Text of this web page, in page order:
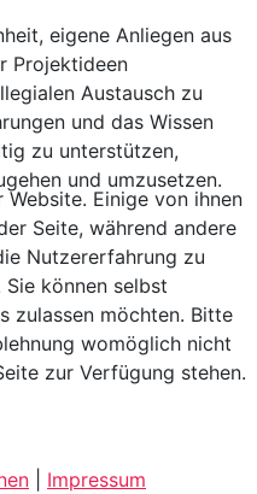
eigene Anliegen aus
Projektideen
Austausch zu
und das Wissen
zu unterstützen,
und umzusetzen.
Einige von ihnen
Seite, während andere
Nutzererfahrung zu
können selbst
zulassen möchten. Bitte
womöglich nicht
zur Verfügung stehen.
Impressum